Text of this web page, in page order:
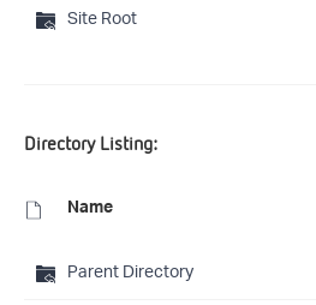
Site Root
Directory Listing:
Name
Parent Directory